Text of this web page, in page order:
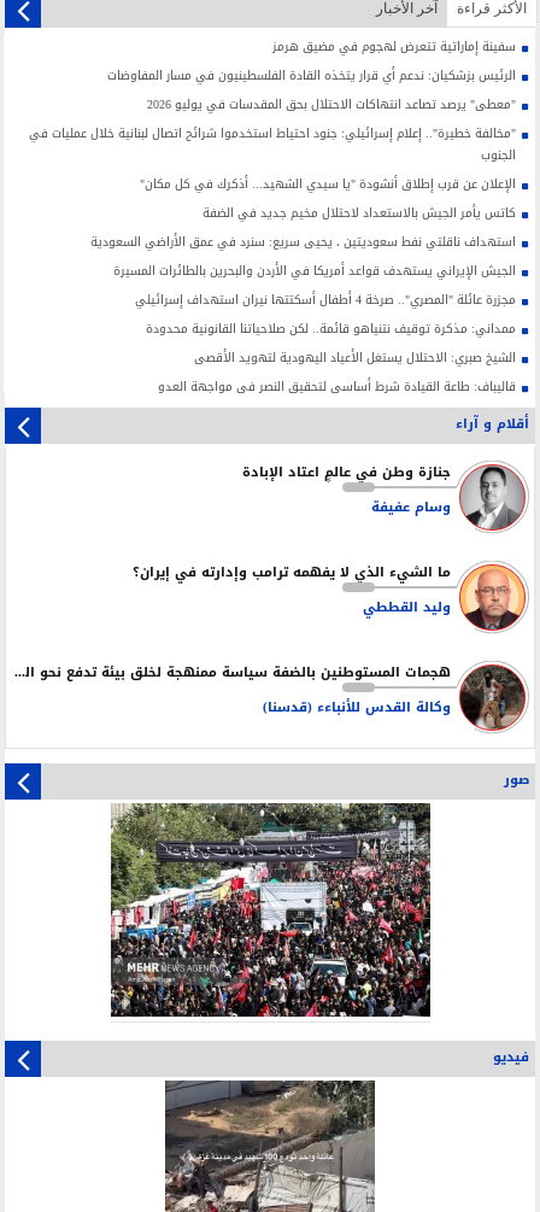
الأکثر قراءة آخر الأخبار
سفينة إماراتية تتعرض لهجوم في مضيق هرمز
الرئيس بزشكيان: ندعم أي قرار يتخذه القادة الفلسطينيون في مسار المفاوضات
"معطى" يرصد تصاعد انتهاكات الاحتلال بحق المقدسات في يوليو 2026
"مخالفة خطيرة".. إعلام إسرائيلي: جنود احتياط استخدموا شرائح اتصال لبنانية خلال عمليات في
الجنوب
الإعلان عن قرب إطلاق أنشودة "يا سيدي الشهيد... أذكرك في كل مكان"
كاتس يأمر الجيش بالاستعداد لاحتلال مخيم جديد في الضفة
استهداف ناقلتي نفط سعوديتين ، يحيى سريع: سنرد في عمق الأراضي السعودية
الجيش الإيراني يستهدف قواعد أمريكا في الأردن والبحرين بالطائرات المسيرة
مجزرة عائلة "المصري".. صرخة 4 أطفال أسكتتها نيران استهداف إسرائيلي
ممداني: مذكرة توقيف نتنياهو قائمة.. لكن صلاحياتنا القانونية محدودة
الشيخ صبري: الاحتلال يستغل الأعياد اليهودية لتهويد الأقصى
قاليباف: طاعة القيادة شرط أساسي لتحقيق النصر في مواجهة العدو
أقلام و آراء
جنازة وطن في عالمٍ اعتاد الإبادة
وسام عفيفة
ما الشيء الذي لا يفهمه ترامب وإدارته في إيران؟
وليد القططي
هجمات المستوطنين بالضفة سياسة ممنهجة لخلق بيئة تدفع نحو التهجير
وكالة القدس للأنباءء (قدسنا)
صور
فيديو